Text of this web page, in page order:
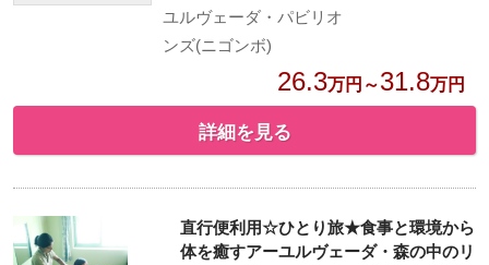
ユルヴェーダ・パビリオ
ンズ(ニゴンボ)
26.3万円～31.8万円
詳細を見る
直行便利用☆ひとり旅★食事と環境から
体を癒すアーユルヴェーダ・森の中のリ